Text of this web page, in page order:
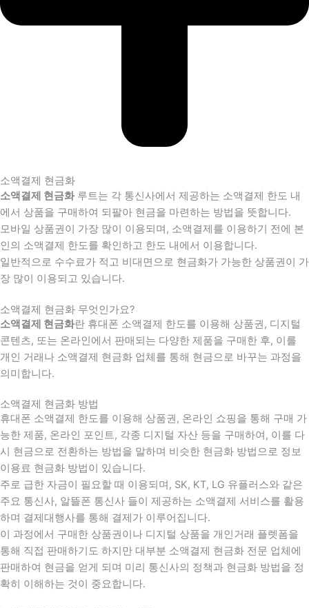
소액결제 현금화
소액결제 현금화루트는 각 통신사에서 제공하는 소액결제 한도 내
에서 상품을 구매하여 되팔아 현금을 마련하는 방법을 뜻합니다.
모바일 상품권이 가장 많이 이용되며, 소액결제를 이용하기 전에 본
인의 소액결제 한도를 확인하고 한도 내에서 이용합니다.
일반적으로 수수료가 적고 비대면으로 현금화가 가능한 상품권이 가
장 많이 이용되고 있습니다.
소액결제 현금화 무엇인가요?
소액결제 현금화란 휴대폰 소액결제 한도를 이용해 상품권, 디지털
콘텐츠, 또는 온라인에서 판매되는 다양한 제품을 구매한 후, 이를
개인 거래나 소액결제 현금화 업체를 통해 현금으로 바꾸는 과정을
의미합니다.
소액결제 현금화 방법
휴대폰 소액결제 한도를 이용해 상품권, 온라인 쇼핑을 통해 구매 가
능한 제품, 온라인 포인트, 각종 디지털 자산 등을 구매하여, 이를 다
시 현금으로 전환하는 방법을 말하며 비슷한 현금화 방법으로 정보
이용료 현금화 방법이 있습니다.
주로 급한 자금이 필요할 때 이용되며, SK, KT, LG 유플러스와 같은
주요 통신사, 알뜰폰 통신사 들이 제공하는 소액결제 서비스를 활용
하며 결제대행사를 통해 결제가 이루어집니다.
이 과정에서 구매한 상품권이나 디지털 상품을 개인거래 플렛폼을
통해 직접 판매하기도 하지만 대부분 소액결제 현금화 전문 업체에
판매하여 현금을 얻게 되며 미리 통신사의 정책과 현금화 방법을 정
확히 이해하는 것이 중요합니다.